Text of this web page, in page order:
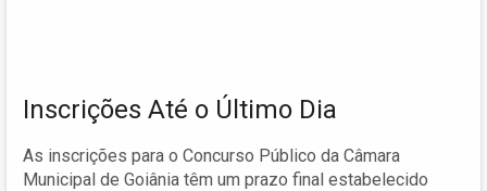
Inscrições Até o Último Dia
As inscrições para o Concurso Público da Câmara
Municipal de Goiânia têm um prazo final estabelecido